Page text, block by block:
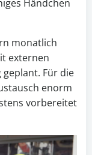
Händchen
monatlich
externen
Für die
enorm
vorbereitet